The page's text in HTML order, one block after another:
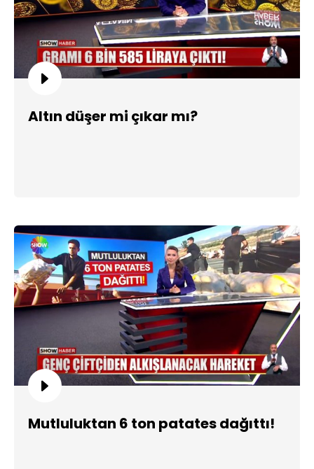
Altın düşer mi çıkar mı?
Mutluluktan 6 ton patates dağıttı!